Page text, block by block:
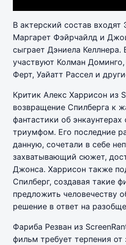
В актерский состав
Маргарет Фэйрчайлд и
сыграет Дэниела
участвуют Колман
Ферт, Уайатт Рассел и
Критик Алекс Харрисон из
возвращение Спилберга к
фантастики об
триумфом. Его последние
данную, сочетали в себе
захватывающий сюжет,
Джонса. Харрисон также
Спилберг, создавая такие
предложить человечеству
решение в ответ на
Фариба Резван из
фильм требует терпения от